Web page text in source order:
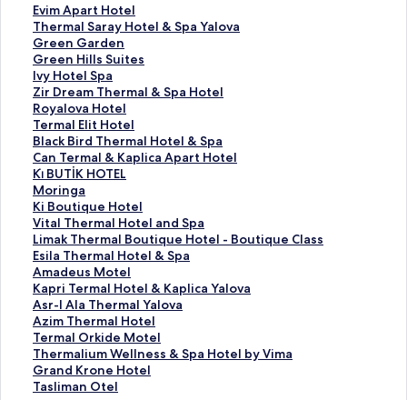
Evim Apart Hotel
E
v
i
m
A
p
a
r
t
H
o
t
e
l
的
連
結
Thermal Saray Hotel & Spa Yalova
T
h
e
r
m
a
l
S
a
r
a
y
H
o
t
e
l
&
S
p
a
Y
a
Green Garden
G
r
e
e
n
G
a
r
d
e
n
的
連
結
Green Hills Suites
G
r
e
e
n
H
i
l
l
s
S
u
i
t
e
s
的
連
結
Ivy Hotel Spa
I
v
y
H
o
t
e
l
S
p
a
的
連
結
Zir Dream Thermal & Spa Hotel
Z
i
r
D
r
e
a
m
T
h
e
r
m
a
l
&
S
p
a
Royalova Hotel
R
o
y
a
l
o
v
a
H
o
t
e
l
的
連
結
Termal Elit Hotel
T
e
r
m
a
l
E
l
i
t
H
o
t
e
l
的
連
Black Bird Thermal Hotel & Spa
B
l
a
c
k
B
i
r
d
T
h
e
r
m
a
l
Can Termal & Kaplica Apart Hotel
C
a
n
T
e
r
m
a
l
&
K
a
p
l
i
Ki̇ BUTİK HOTEL
K
i̇
B
U
T
İ
K
H
O
T
E
L
的
連
Moringa
M
o
r
i
n
g
a
的
連
結
Ki Boutique Hotel
K
i
B
o
u
t
i
q
u
e
H
o
Vital Thermal Hotel and Spa
V
i
t
a
l
T
h
e
r
m
a
Limak Thermal Boutique Hotel - Boutique Class
L
i
m
a
k
T
h
e
r
m
Esila Thermal Hotel & Spa
E
s
i
l
a
T
h
e
r
Amadeus Motel
A
m
a
d
e
u
s
M
Kapri Termal Hotel & Kaplica Yalova
K
a
p
r
i
T
e
Asr-I Ala Thermal Yalova
A
s
r
-
I
A
Azim Thermal Hotel
A
z
i
m
T
Termal Orkide Motel
T
e
r
m
Thermalium Wellness & Spa Hotel by Vima
T
h
e
Grand Krone Hotel
G
rTasliman Otel
T